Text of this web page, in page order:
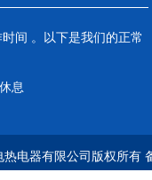
间 。以下是我们的正常
息
电器有限公司版权所有